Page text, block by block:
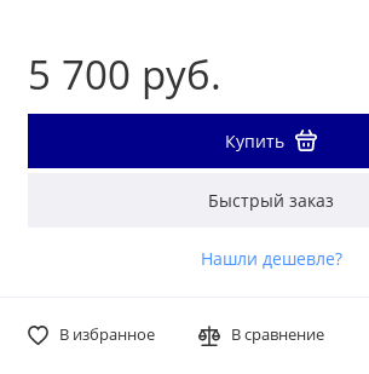
5 700 руб.
Купить
Быстрый заказ
Нашли дешевле?
В избранное В сравнение